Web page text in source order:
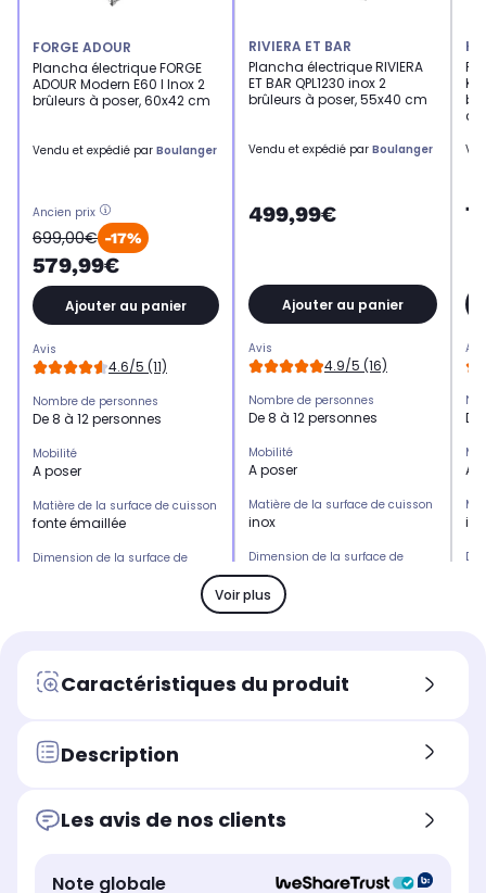
FORGE ADOUR
Plancha électrique FORGE
ADOUR Modern E60 I Inox 2
brûleurs à poser, 60x42 cm
Vendu et expédié par Boulanger
Ancien prix
699,00€ -17%
579,99€
Ajouter au panier
Avis
4.6/5 (11)
Nombre de personnes
De 8 à 12 personnes
Mobilité
A poser
Matière de la surface de cuisson
fonte émaillée
Dimension de la surface de
Energie
Electrique
Oui
300°C
10 minutes
RIVIERA ET BAR
Plancha électrique RIVIERA
ET BAR QPL1230 inox 2
brûleurs à poser, 55x40 cm
Vendu et expédié par Boulanger
499,99€
Ajouter au panier
Avis
4.9/5 (16)
Nombre de personnes
De 8 à 12 personnes
Mobilité
A poser
Matière de la surface de cuisson
inox
Dimension de la surface de
cuisson
55 x 40 cm
Energie
Electrique
300°C
Varie selon la température
De
A
Voir plus
Caractéristiques du produit
Description
Les avis de nos clients
Note globale